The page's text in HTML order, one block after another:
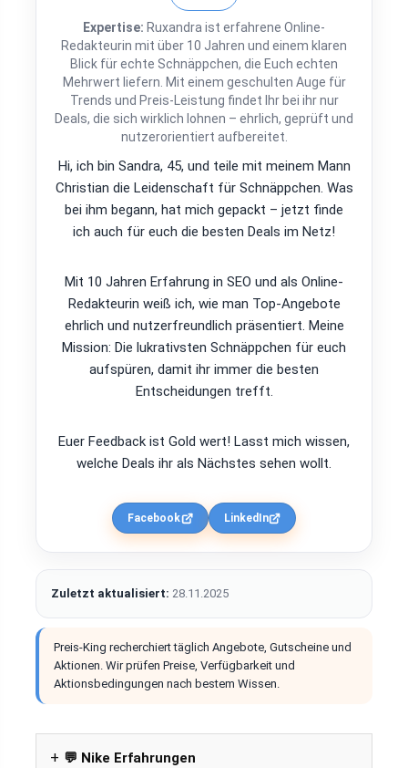
Expertise: Ruxandra ist erfahrene Online-
Redakteurin mit über 10 Jahren und einem klaren
Blick für echte Schnäppchen, die Euch echten
Mehrwert liefern. Mit einem geschulten Auge für
Trends und Preis-Leistung findet Ihr bei ihr nur
Deals, die sich wirklich lohnen – ehrlich, geprüft und
nutzerorientiert aufbereitet.
Hi, ich bin Sandra, 45, und teile mit meinem Mann
Christian die Leidenschaft für Schnäppchen. Was
bei ihm begann, hat mich gepackt – jetzt finde
ich auch für euch die besten Deals im Netz!
Mit 10 Jahren Erfahrung in SEO und als Online-
Redakteurin weiß ich, wie man Top-Angebote
ehrlich und nutzerfreundlich präsentiert. Meine
Mission: Die lukrativsten Schnäppchen für euch
aufspüren, damit ihr immer die besten
Entscheidungen trefft.
Euer Feedback ist Gold wert! Lasst mich wissen,
welche Deals ihr als Nächstes sehen wollt.
Facebook LinkedIn
Zuletzt aktualisiert: 28.11.2025
Preis-King recherchiert täglich Angebote, Gutscheine und
Aktionen. Wir prüfen Preise, Verfügbarkeit und
Aktionsbedingungen nach bestem Wissen.
💬 Nike Erfahrungen